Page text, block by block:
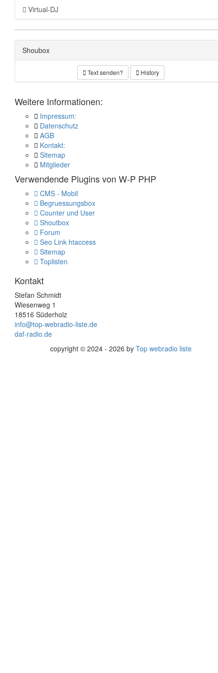
Virtual-DJ
Shoubox
Text senden? History
Weitere Informationen:
Impressum:
Datenschutz
AGB
Kontakt:
Sitemap
Mitglieder
Verwendende Plugins von W-P PHP
CMS - Mobil
Begruessungsbox
Counter und User
Shoutbox
Forum
Seo Link htaccess
Sitemap
Toplisten
Kontakt
Stefan Schmidt
Wiesenweg 1
18516 Süderholz
info@top-webradio-liste.de
daf-radio.de
copyright © 2024 - 2026 by Top webradio liste